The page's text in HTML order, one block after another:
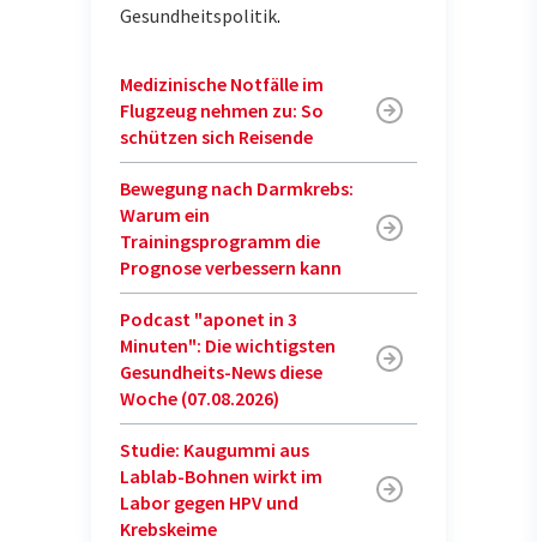
Gesundheitspolitik.
Medizinische Notfälle im
Flugzeug nehmen zu: So
schützen sich Reisende
Bewegung nach Darmkrebs:
Warum ein
Trainingsprogramm die
Prognose verbessern kann
Podcast "aponet in 3
Minuten": Die wichtigsten
Gesundheits-News diese
Woche (07.08.2026)
Studie: Kaugummi aus
Lablab-Bohnen wirkt im
Labor gegen HPV und
Krebskeime